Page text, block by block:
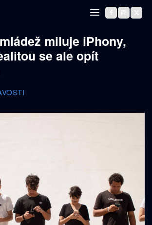
miluje iPhony,
se ale opít